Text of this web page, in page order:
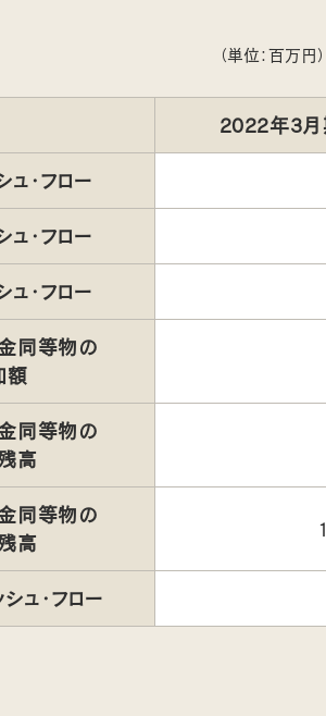
（単位：百万円）
2022年3月
ュ・フロー
ュ・フロー
ュ・フロー
同等物の
額
同等物の
高
同等物の
高
シュ・フロー